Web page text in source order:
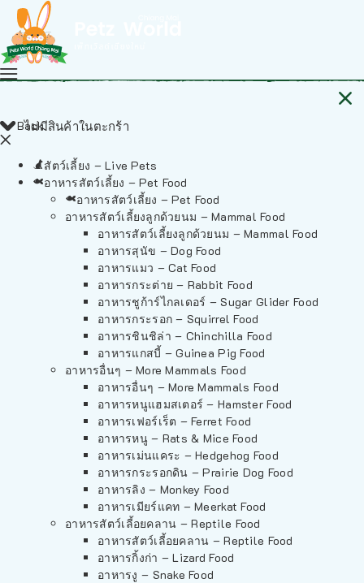
ไม่มีสินค้าในตะกร้า
Back
สัตว์เลี้ยง – Live Pets
อาหารสัตว์เลี้ยง – Pet Food
อาหารสัตว์เลี้ยง – Pet Food
อาหารสัตว์เลี้ยงลูกด้วยนม – Mammal Food
อาหารสัตว์เลี้ยงลูกด้วยนม – Mammal Food
อาหารสุนัข – Dog Food
อาหารแมว – Cat Food
อาหารกระต่าย – Rabbit Food
อาหารชูก้าร์ไกลเดอร์ – Sugar Glider Food
อาหารกระรอก – Squirrel Food
อาหารชินชิล่า – Chinchilla Food
อาหารแกสบี้ – Guinea Pig Food
อาหารอื่นๆ – More Mammals Food
อาหารอื่นๆ – More Mammals Food
อาหารหนูแฮมสเตอร์ – Hamster Food
อาหารเฟอร์เร็ต – Ferret Food
อาหารหนู – Rats & Mice Food
อาหารเม่นแคระ – Hedgehog Food
อาหารกระรอกดิน – Prairie Dog Food
อาหารลิง – Monkey Food
อาหารเมียร์แคท – Meerkat Food
อาหารสัตว์เลี้อยคลาน – Reptile Food
อาหารสัตว์เลี้อยคลาน – Reptile Food
อาหารกิ้งก่า – Lizard Food
อาหารงู – Snake Food